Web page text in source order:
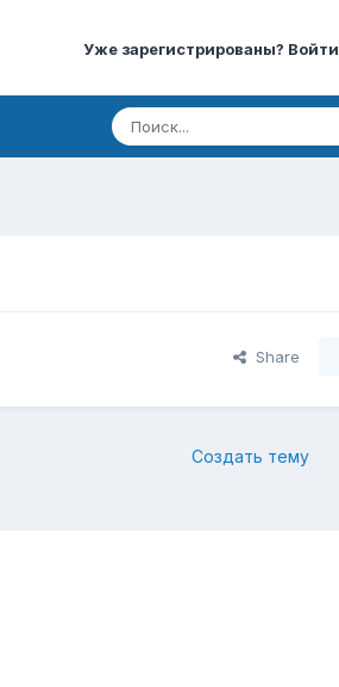
Уже зарегистрированы? Войти
Share
Создать тему